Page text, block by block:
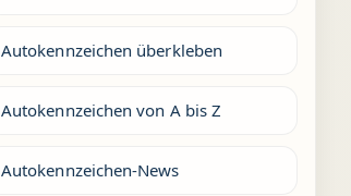
Autokennzeichen überkleben
Autokennzeichen von A bis Z
Autokennzeichen-News